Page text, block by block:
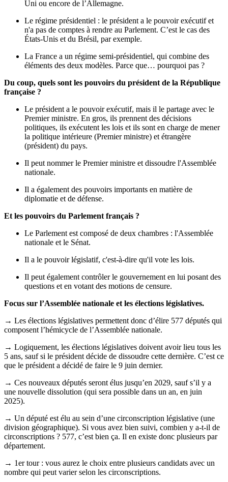
Uni ou encore de l’Allemagne.
Le régime présidentiel : le président a le pouvoir exécutif et
n'a pas de comptes à rendre au Parlement. C’est le cas des
États-Unis et du Brésil, par exemple.
La France a un régime semi-présidentiel, qui combine des
éléments des deux modèles. Parce que… pourquoi pas ?
Du coup, quels sont les pouvoirs du président de la République
française ?
Le président a le pouvoir exécutif, mais il le partage avec le
Premier ministre. En gros, ils prennent des décisions
politiques, ils exécutent les lois et ils sont en charge de mener
la politique intérieure (Premier ministre) et étrangère
(président) du pays.
Il peut nommer le Premier ministre et dissoudre l'Assemblée
nationale.
Il a également des pouvoirs importants en matière de
diplomatie et de défense.
Et les pouvoirs du Parlement français ?
Le Parlement est composé de deux chambres : l'Assemblée
nationale et le Sénat.
Il a le pouvoir législatif, c'est-à-dire qu'il vote les lois.
Il peut également contrôler le gouvernement en lui posant des
questions et en votant des motions de censure.
Focus sur l’Assemblée nationale et les élections législatives.
→ Les élections législatives permettent donc d’élire 577 députés qui
composent l’hémicycle de l’Assemblée nationale.
→ Logiquement, les élections législatives doivent avoir lieu tous les
5 ans, sauf si le président décide de dissoudre cette dernière. C’est ce
que le président a décidé de faire le 9 juin dernier.
→ Ces nouveaux députés seront élus jusqu’en 2029, sauf s’il y a
une nouvelle dissolution (qui sera possible dans un an, en juin
2025).
→ Un député est élu au sein d’une circonscription législative (une
division géographique). Si vous avez bien suivi, combien y a-t-il de
circonscriptions ? 577, c’est bien ça. Il en existe donc plusieurs par
département.
→ 1er tour : vous aurez le choix entre plusieurs candidats avec un
nombre qui peut varier selon les circonscriptions.